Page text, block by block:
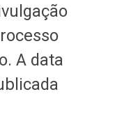
A data